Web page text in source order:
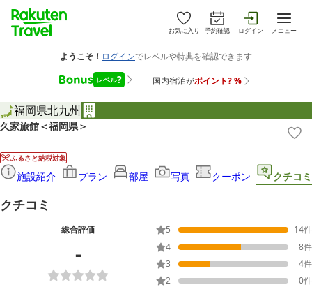
お気に入り 予約確認 ログイン メニュー
福岡県北九州
久家旅館＜福岡県＞
ふるさと納税対象
施設紹介 プラン 部屋 写真 クーポン クチコミ
クチコミ
総合評価
-
5 14件
4
8件
3
4件
2
0件